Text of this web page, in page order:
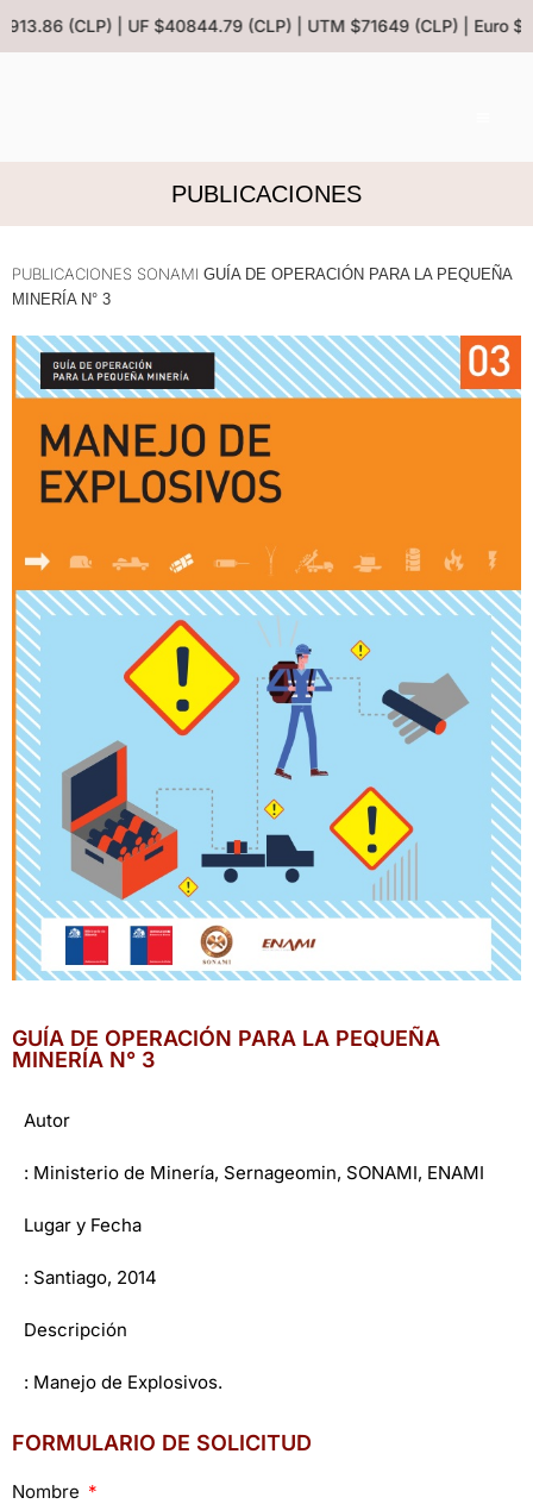
(CLP) | UF $40844.79 (CLP) | UTM $71649 (CLP) | Euro
PUBLICACIONES
PUBLICACIONES SONAMI GUÍA DE OPERACIÓN PARA LA PEQUEÑA
MINERÍA N° 3
GUÍA DE OPERACIÓN PARA LA PEQUEÑA
MINERÍA N° 3
Autor
: Ministerio de Minería, Sernageomin, SONAMI, ENAMI
Lugar y Fecha
: Santiago, 2014
Descripción
: Manejo de Explosivos.
FORMULARIO DE SOLICITUD
Nombre